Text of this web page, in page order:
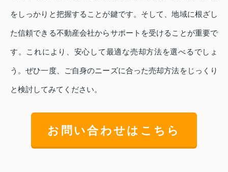
をしっかりと把握することが鍵です。そして、地域に根ざし
た信頼できる不動産会社からサポートを受けることが重要で
す。これにより、安心して最適な売却方法を選べるでしょ
う。ぜひ一度、ご自身のニーズに合った売却方法をじっくり
と検討してみてください。
お問い合わせはこちら